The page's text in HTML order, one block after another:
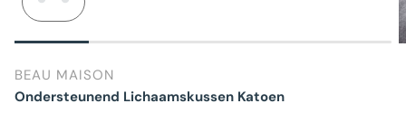
BEAU MAISON
Ondersteunend Lichaamskussen Katoen